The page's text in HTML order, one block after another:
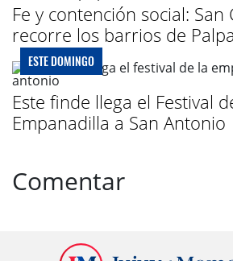
Fe y contención social: San
recorre los barrios de
ESTE DOMINGO
Este finde llega el Festival
Empanadilla a San Antonio
Comentar